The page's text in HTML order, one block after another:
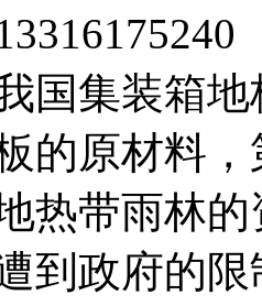
国集装箱
的原材料
热带雨林
到政府的